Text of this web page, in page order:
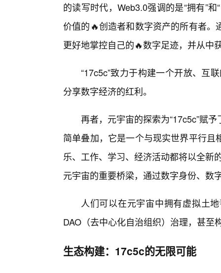
的读写时代，Web3.0强调的是“拥有”
价值的🔥创造者和数字资产的所有者
更好地掌控自己的🔥数字足迹，并从中
“17c5c”致力于构建一个开放、互
分享数字经济的红利。
再者，元宇宙的探索为“17c5c”赋
简单叠加，它是一个与现实世界平行
乐、工作、学习、经济活动都将以全新
元宇宙的重要桥梁，通过数字身份、数
人们可以在元宇宙中拥有虚拟土
DAO（去中心化自治组织）治理，甚至
生态构建：17c5c的无限可能